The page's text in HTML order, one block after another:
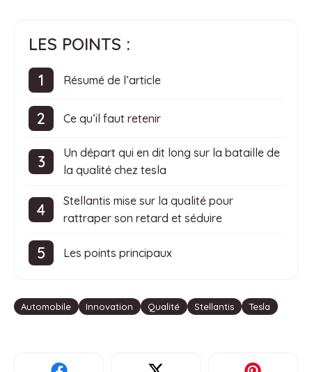
LES POINTS :
Résumé de l’article
Ce qu’il faut retenir
Un départ qui en dit long sur la bataille de
la qualité chez tesla
Stellantis mise sur la qualité pour
rattraper son retard et séduire
Les points principaux
Étiquettes
Automobile Innovation Qualité Stellantis Tesla